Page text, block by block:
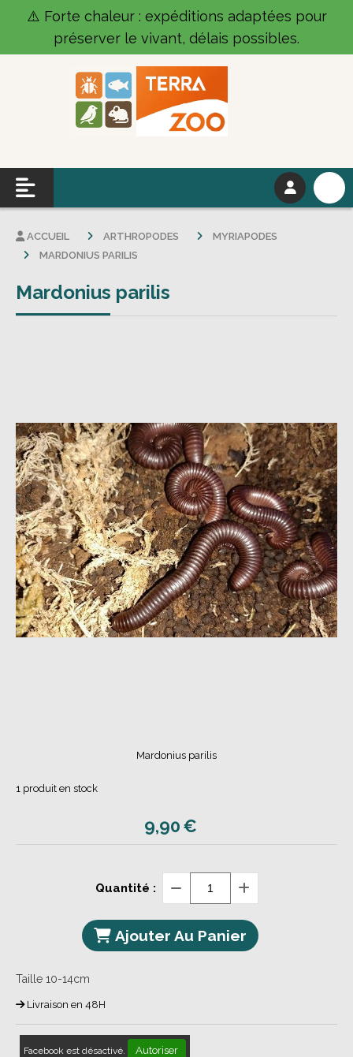
⚠️ Forte chaleur : expéditions adaptées pour
préserver le vivant, délais possibles.
ACCUEIL ARTHROPODES
MYRIAPODES
MARDONIUS PARILIS
Mardonius parilis
Mardonius parilis
9,90€
1 produit en stock
Quantité :
Ajouter Au Panier
Taille 10-14cm
Livraison en 48H
Facebook est désactivé. Autoriser